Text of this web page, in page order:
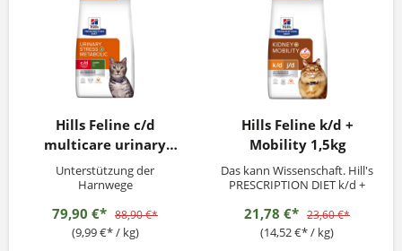
Hills Feline c/d
multicare urinary
Metabolic Huhn 8kg
Unterstützung der
Harnwege
79,90 €* 88,90 €*
(9,99 €* / kg)
Hills Feline k/d +
Mobility 1,5kg
Das kann Wissenschaft. Hill's
PRESCRIPTION DIET k/d +
Katzen mit Huhn wurde von
den
Ernährungswissenschaftler:i
21,78 €* 23,60 €*
(14,52 €* / kg)